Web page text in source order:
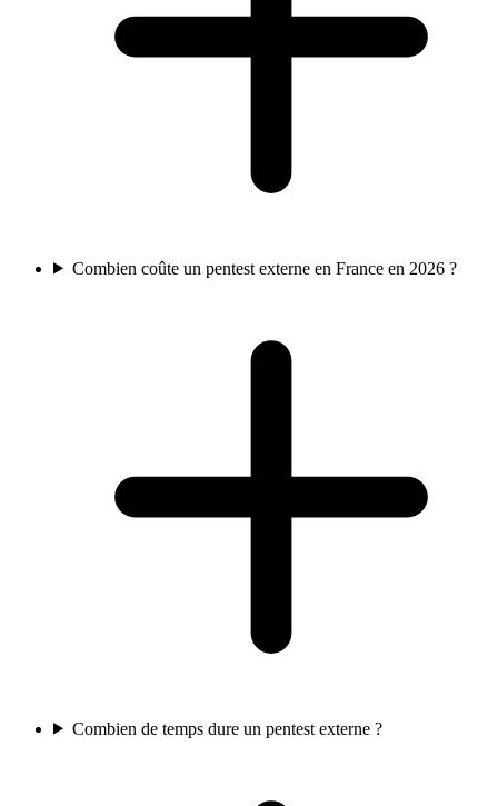
Combien coûte un pentest externe en France en 2026 ?
Combien de temps dure un pentest externe ?